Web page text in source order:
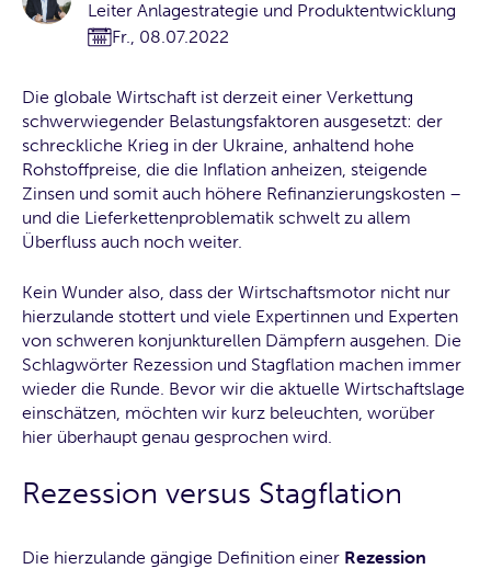
Leiter Anlagestrategie und Produktentwicklung
Fr., 08.07.2022
Die globale Wirtschaft ist derzeit einer Verkettung
schwerwiegender Belastungsfaktoren ausgesetzt: der
schreckliche Krieg in der Ukraine, anhaltend hohe
Rohstoffpreise, die die Inflation anheizen, steigende
Zinsen und somit auch höhere Refinanzierungskosten –
und die Lieferkettenproblematik schwelt zu allem
Überfluss auch noch weiter.
Kein Wunder also, dass der Wirtschaftsmotor nicht nur
hierzulande stottert und viele Expertinnen und Experten
von schweren konjunkturellen Dämpfern ausgehen. Die
Schlagwörter Rezession und Stagflation machen immer
wieder die Runde. Bevor wir die aktuelle Wirtschaftslage
einschätzen, möchten wir kurz beleuchten, worüber
hier überhaupt genau gesprochen wird.
Rezession versus Stagflation
Die hierzulande gängige Definition einer Rezession